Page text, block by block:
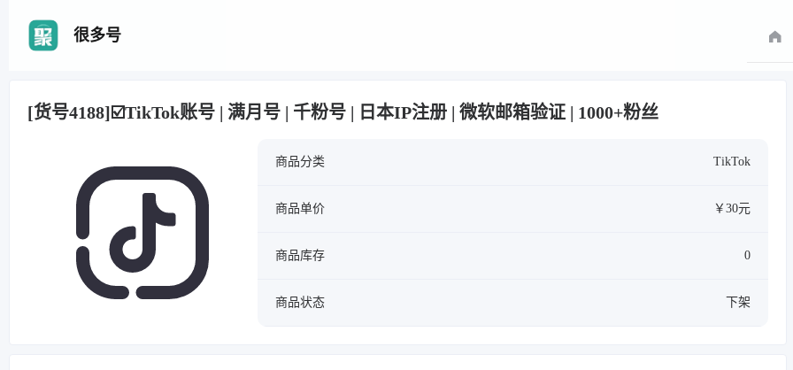
很多号
[货号4188]☑️TikTok账号 | 满月号 | 千粉号 | 日本IP注册 | 微软邮箱验证 | 1000+粉丝
商品分类 TikTok
商品单价 ￥30元
商品库存 0
商品状态 下架